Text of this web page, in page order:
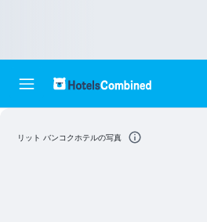
リット バンコクホテルの写真